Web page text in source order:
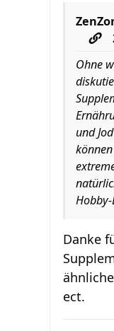
Ohne
und
Danke
ect.